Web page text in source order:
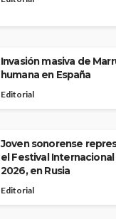
Invasión masiva de
humana en España
Editorial
Joven sonorense
el Festival Internacional
2026, en Rusia
Editorial